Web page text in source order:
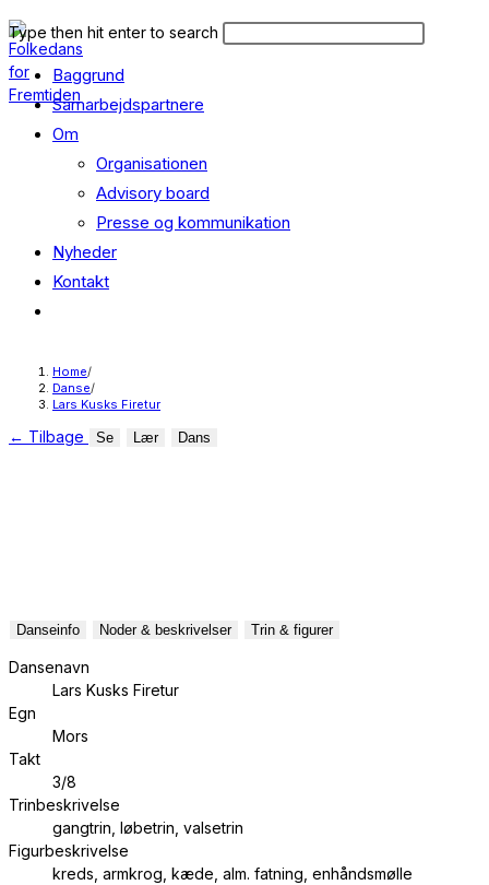
Skip
to
content
Search
this
website
Type then hit enter to search
Baggrund
Samarbejdspartnere
Om
Organisationen
Advisory board
Presse og kommunikation
Nyheder
Kontakt
search
Home/
Danse/
Lars Kusks Firetur
← Tilbage Se Lær Dans
Danseinfo Noder & beskrivelser Trin & figurer
Dansenavn
Lars Kusks Firetur
Egn
Mors
Takt
3/8
Trinbeskrivelse
gangtrin, løbetrin, valsetrin
Figurbeskrivelse
kreds, armkrog, kæde, alm. fatning, enhåndsmølle